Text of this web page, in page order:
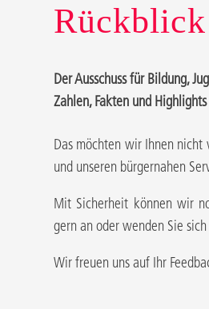
Der Ausschuss für Bildung,
Zahlen, Fakten und
Das möchten wir Ihnen nicht
und unseren bürgernahen
Mit Sicherheit können wir
gern an oder wenden Sie
Wir freuen uns auf Ihr